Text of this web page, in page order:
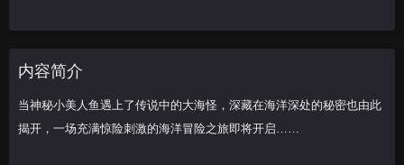
内容简介
当神秘小美人鱼遇上了传说中的大海怪，深藏在海洋深处的秘密也由此
揭开，一场充满惊险刺激的海洋冒险之旅即将开启……